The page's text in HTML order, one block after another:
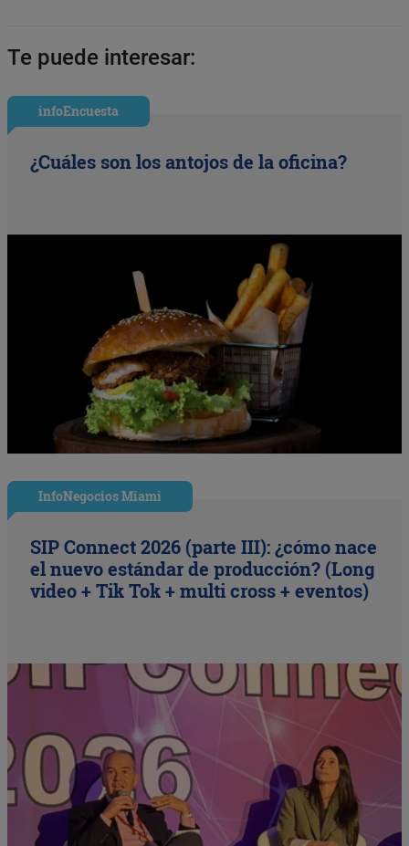
Te puede interesar:
infoEncuesta
¿Cuáles son los antojos de la oficina?
InfoNegocios Miami
SIP Connect 2026 (parte III): ¿cómo nace
el nuevo estándar de producción? (Long
video + Tik Tok + multi cross + eventos)